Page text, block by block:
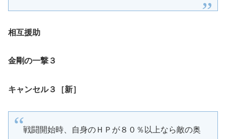
相互援助
金剛の一撃３
キャンセル３［新］
戦闘開始時、自身のＨＰが８０％以上なら敵の奥